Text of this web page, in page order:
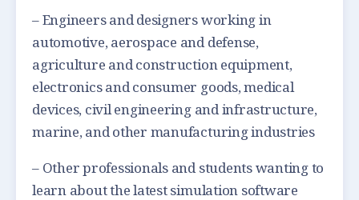
– Engineers and designers working in
automotive, aerospace and defense,
agriculture and construction equipment,
electronics and consumer goods, medical
devices, civil engineering and infrastructure,
marine, and other manufacturing industries
– Other professionals and students wanting to
learn about the latest simulation software